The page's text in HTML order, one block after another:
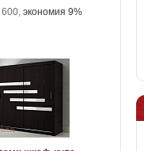
экономия 9%